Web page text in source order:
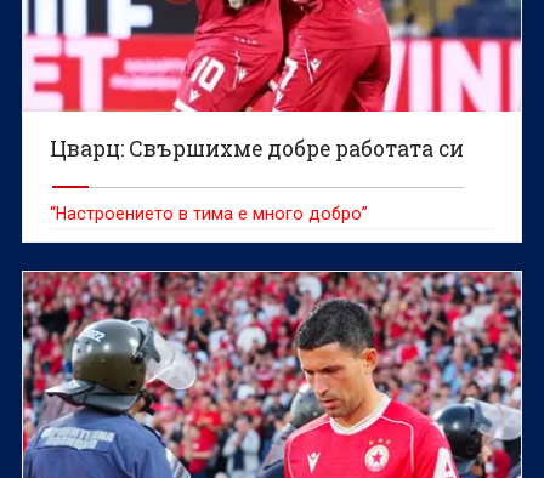
Цварц: Свършихме добре работата си
“Настроението в тима е много добро”